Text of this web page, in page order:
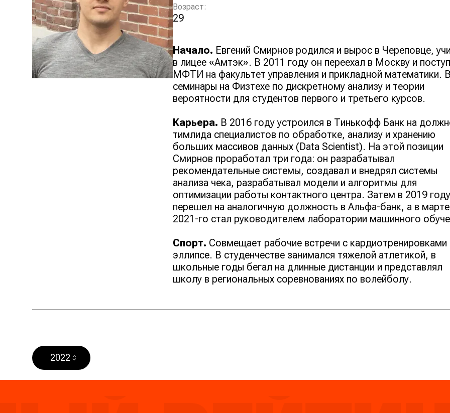
Возраст:
29
Начало. Евгений Смирнов родился и вырос в Череповце,
в лицее «Амтэк». В 2011 году он переехал в Москву и
МФТИ на факультет управления и прикладной математики.
семинары на Физтехе по дискретному анализу и теории
вероятности для студентов первого и третьего курсов.
Карьера. В 2016 году устроился в Тинькофф Банк на
тимлида специалистов по обработке, анализу и хранению
больших массивов данных (Data Scientist). На этой позиции
Смирнов проработал три года: он разрабатывал
рекомендательные системы, создавал и внедрял системы
анализа чека, разрабатывал модели и алгоритмы для
оптимизации работы контактного центра. Затем в 2019 году
перешел на аналогичную должность в Альфа-банк, а в марте
2021-го стал руководителем лаборатории машинного
Спорт. Совмещает рабочие встречи с кардиотренировками
эллипсе. В студенчестве занимался тяжелой атлетикой, в
школьные годы бегал на длинные дистанции и представлял
школу в региональных соревнованиях по волейболу.
2022